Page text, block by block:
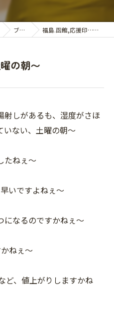
ブログ 福島.函館,応援印…土曜の朝〜
の朝〜
射しがあるも、湿度がさほ
いない、土曜の朝〜
たねぇ〜
いですよねぇ〜
になるのですかねぇ〜
ねぇ〜
ど、値上がりしますかね